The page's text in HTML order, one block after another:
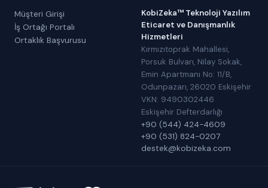
Müşteri Girişi
İş Ortağı Portalı
Ortaklık Başvurusu
KobiZeka™ Teknoloji Yazılım
Eticaret ve Danışmanlık
Hizmetleri
Kırmızıtoprak Mahallesi,
Porsuk Bulvarı, Nilay Sokak,
Emin Apartmanı No: 11/B,
Odunpazarı, 26020 Eskişehir
VKN: 9490302446
Eskişehir Defterdarlığı
+90 (544) 424-4609
+90 (531) 824-0207
destek@kobizeka.com